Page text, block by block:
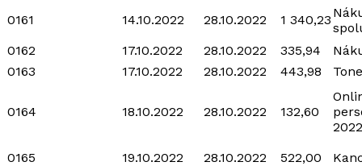
0161
14.10.2022 28.10.2022 1 340,23
0162
17.10.2022 28.10.2022 335,94
0163
17.10.2022 28.10.2022 443,98
0164 18.10.2022 28.10.2022 132,60
0165
19.10.2022 28.10.2022 522,00